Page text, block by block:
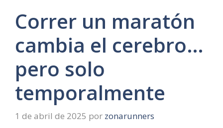
Correr un maratón
cambia el cerebro…
pero solo
temporalmente
1 de abril de 2025 por zonarunners